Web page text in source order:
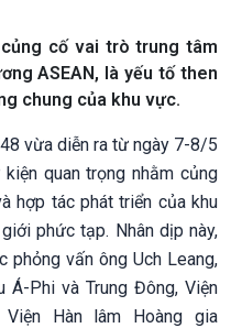
củng cố vai trò trung tâm
ASEAN, là yếu tố then
chung của khu vực.
vừa diễn ra từ ngày 7-8/5
quan trọng nhằm củng
hợp tác phát triển của khu
phức tạp. Nhân dịp này,
phỏng vấn ông Uch Leang,
Á-Phi và Trung Đông, Viện
Viện Hàn lâm Hoàng gia